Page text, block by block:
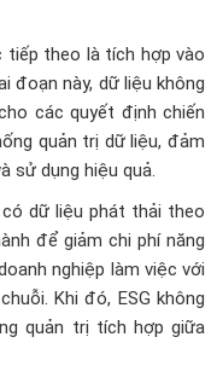
tiếp theo là tích hợp vào
đoạn này, dữ liệu không
các quyết định chiến
quản trị dữ liệu, đảm
sử dụng hiệu quả.
dữ liệu phát thải theo
để giảm chi phí năng
nghiệp làm việc với
Khi đó, ESG không
quản trị tích hợp giữa